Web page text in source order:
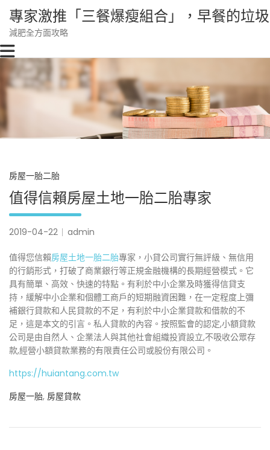
content
專家激推「三餐爆瘦組合」，早餐的垃
減肥全方面攻略
房屋一胎二胎
值得信賴房屋土地一胎二胎專家
2019-04-22 admin
值得您信賴房屋土地一胎二胎專家，小貸公司實行無評級、無信用
的行銷形式，打破了商業銀行等正規金融機構的長期經營模式。它
具有簡單、高效、快速的特點。有利於中小企業及時獲得信貸支
持，緩解中小企業和個體工商戶的短期融資困難，在一定程度上彌
補銀行貸款和人民貸款的不足，有利於中小企業貸款和借款的不
足，這是本文的引言。私人貸款的內容。按照監會的認定,小額貸款
公司是由自然人、企業法人與其他社會組織投資設立,不吸收公眾存
款,經營小額貸款業務的有限責任公司或股份有限公司。
https://huiantang.com.tw
房屋一胎, 房屋貸款